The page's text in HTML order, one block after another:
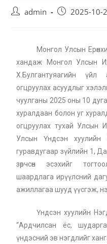
admin 2025-10-
Монгол Улсын
хандаж Монгол Улсын
Х.Булгантуяагийн үйл
огцруулах асуудлыг
чуулганы 2025 оны 10
хуралдаан болон уг
огцруулах тухай Улсын
Улсын Үндсэн хуулийн
гуравдугаар зүйлийн 1,
зөрчсөн эсэхийг
шаардлага ирүүлсний
ажиллагаа шууд үүсгэж,
Үндсэн хуулийн
“Ардчилсан ёс,
үндэсний эв нэгдлийг